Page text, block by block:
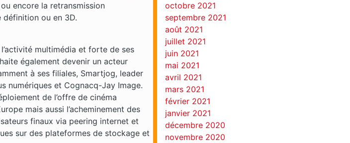
encore la retransmission
définition ou en 3D.
multimédia et forte de ses
également devenir un acteur
à ses filiales, Smartjog, leader
numériques et Cognacq-Jay Image.
de l’offre de cinéma
mais aussi l’acheminement des
finaux via peering internet et
sur des plateformes de stockage et
octobre 2021
septembre 2021
août 2021
juillet 2021
juin 2021
mai 2021
avril 2021
mars 2021
février 2021
janvier 2021
décembre 2020
novembre 2020